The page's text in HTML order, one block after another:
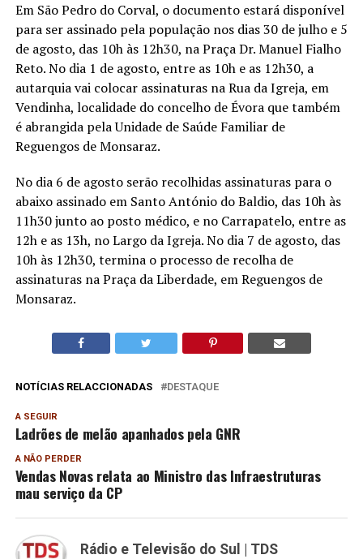
Em São Pedro do Corval, o documento estará disponível
para ser assinado pela população nos dias 30 de julho e 5
de agosto, das 10h às 12h30, na Praça Dr. Manuel Fialho
Reto. No dia 1 de agosto, entre as 10h e as 12h30, a
autarquia vai colocar assinaturas na Rua da Igreja, em
Vendinha, localidade do concelho de Évora que também
é abrangida pela Unidade de Saúde Familiar de
Reguengos de Monsaraz.
No dia 6 de agosto serão recolhidas assinaturas para o
abaixo assinado em Santo António do Baldio, das 10h às
11h30 junto ao posto médico, e no Carrapatelo, entre as
12h e as 13h, no Largo da Igreja. No dia 7 de agosto, das
10h às 12h30, termina o processo de recolha de
assinaturas na Praça da Liberdade, em Reguengos de
Monsaraz.
NOTÍCIAS RELACCIONADAS DESTAQUE
A SEGUIR
Ladrões de melão apanhados pela GNR
A NÃO PERDER
Vendas Novas relata ao Ministro das Infraestruturas
mau serviço da CP
Rádio e Televisão do Sul | TDS